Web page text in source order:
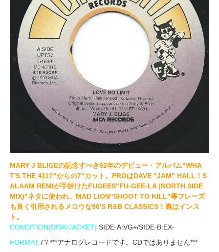
MARY J BLIGEの記念すべき92年のデビュー・アルバム"WHA
T'S THE 411?"からの7"カット。PROはDAVE "JAM" HALL！S
ALAAM REMIが手掛けたFUGEES"FU-GEE-LA (NORTH SIDE
MIX)"ネタに使われ、MAD LION"SHOOT TO KILL"等フレーズ
も良く引用されるメロウな90'S R&B CLASSICS！裏はインス
ト。
CONDITION(DISK/JACKET):SIDE-A:VG+/SIDE-B:EX-
FORMAT:7"/ ***アナログレコードです。CDではありません***